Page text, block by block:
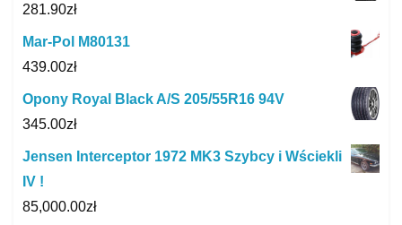
281.90zł
Mar-Pol M80131
439.00zł
Opony Royal Black A/S 205/55R16 94V
345.00zł
Jensen Interceptor 1972 MK3 Szybcy i Wściekli
IV !
85,000.00zł